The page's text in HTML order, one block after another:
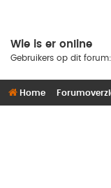
Wie is er online
Gebruikers op dit
Home